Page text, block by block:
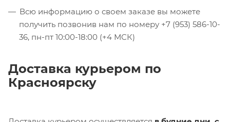
Всю информацию о своем заказе вы можете
получить позвонив нам по номеру +7 (953) 586-10-
36, пн-пт 10:00-18:00 (+4 МСК)
Доставка курьером по
Красноярску